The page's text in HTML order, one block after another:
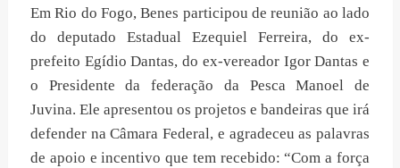
Em Rio do Fogo, Benes participou de reunião ao lado
do deputado Estadual Ezequiel Ferreira, do ex-
prefeito Egídio Dantas, do ex-vereador Igor Dantas e
o Presidente da federação da Pesca Manoel de
Juvina. Ele apresentou os projetos e bandeiras que irá
defender na Câmara Federal, e agradeceu as palavras
de apoio e incentivo que tem recebido: “Com a força